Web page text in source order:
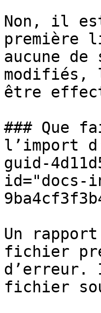
Non, il
première
aucune
modifiés,
être
### Que
l’import
guid-
id="docs-
Un
fichier
fichier